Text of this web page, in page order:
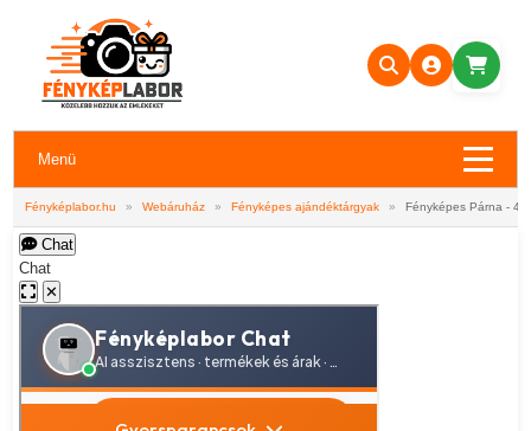
Menü
Fényképlabor.hu » Webáruház » Fényképes ajándéktárgyak » Fényképes Párna -
Chat
Chat
✕